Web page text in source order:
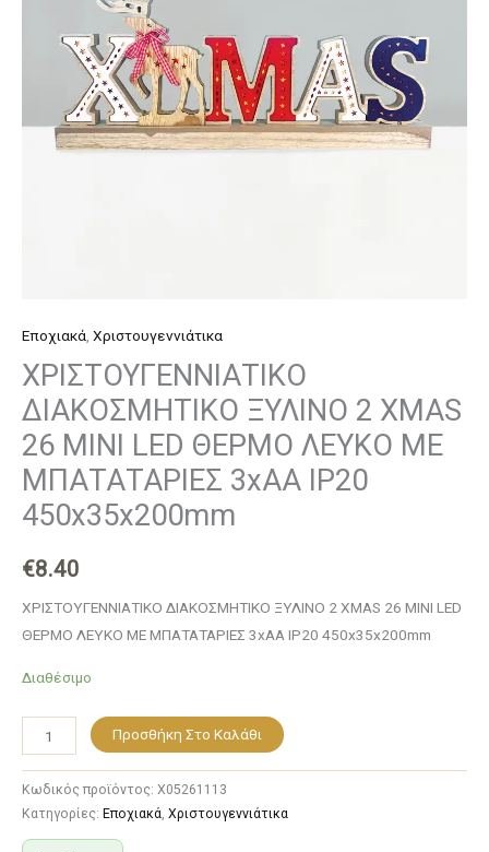
Εποχιακά, Χριστουγεννιάτικα
ΧΡΙΣΤΟΥΓΕΝΝΙΑΤΙΚΟ
ΔΙΑΚΟΣΜΗΤΙΚΟ ΞΥΛΙΝΟ 2 XMAS
26 MINI LED ΘΕΡΜΟ ΛΕΥΚΟ ΜΕ
ΜΠΑΤΑΤΑΡΙΕΣ 3xAA IP20
450x35x200mm
€8.40
ΧΡΙΣΤΟΥΓΕΝΝΙΑΤΙΚΟ ΔΙΑΚΟΣΜΗΤΙΚΟ ΞΥΛΙΝΟ 2 XMAS 26 MINI LED
ΘΕΡΜΟ ΛΕΥΚΟ ΜΕ ΜΠΑΤΑΤΑΡΙΕΣ 3xAA IP20 450x35x200mm
Διαθέσιμο
ΛΕΥΚΟ
Προσθήκη Στο Καλάθι
Κωδικός προϊόντος: X05261113
Κατηγορίες: Εποχιακά, Χριστουγεννιάτικα